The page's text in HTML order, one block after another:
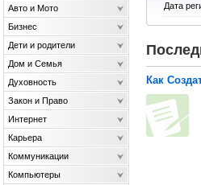
Дата
Как
Авто и Мото
Бизнес
Дети и родители
Дом и Семья
Духовность
Закон и Право
Интернет
Карьера
Коммуникации
Компьютеры